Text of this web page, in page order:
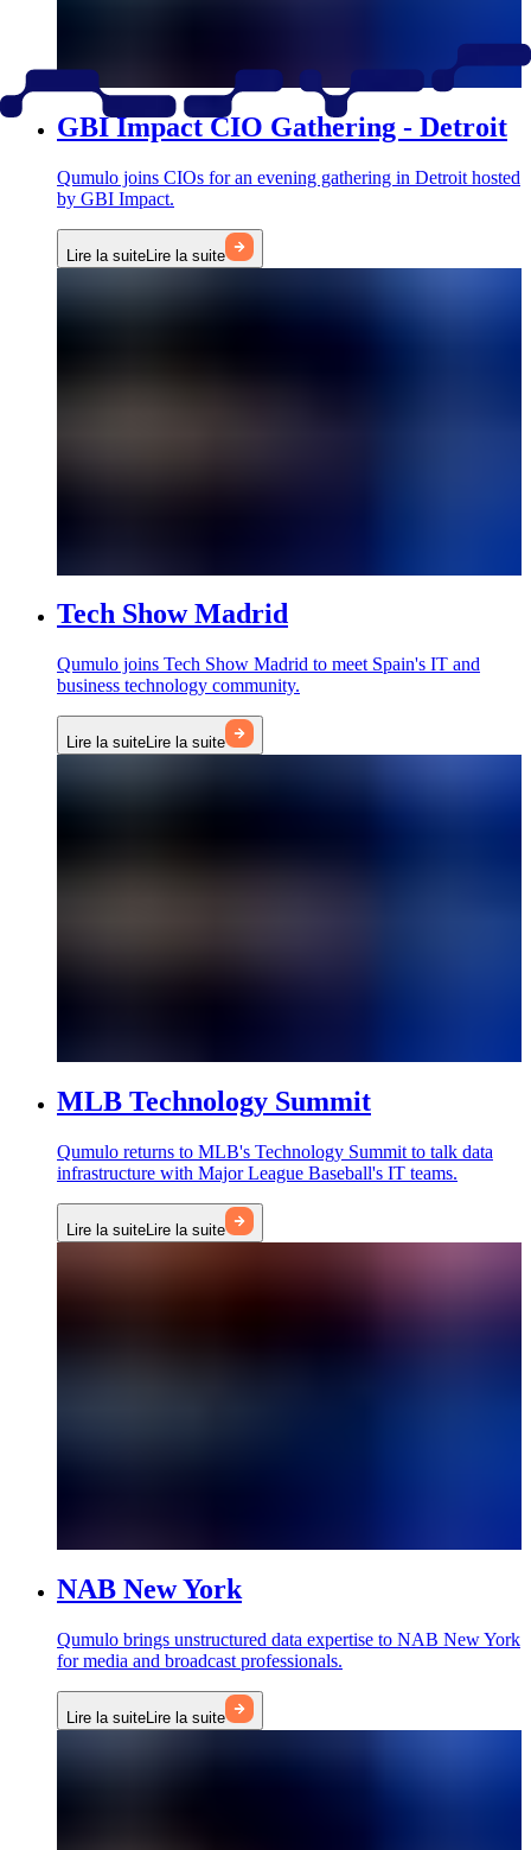
GBI Impact CIO Gathering - Detroit
Qumulo joins CIOs for an evening gathering in Detroit hosted
by GBI Impact.
Lire la suiteLire la suite
Tech Show Madrid
Qumulo joins Tech Show Madrid to meet Spain's IT and
business technology community.
Lire la suiteLire la suite
MLB Technology Summit
Qumulo returns to MLB's Technology Summit to talk data
infrastructure with Major League Baseball's IT teams.
Lire la suiteLire la suite
NAB New York
Qumulo brings unstructured data expertise to NAB New York
for media and broadcast professionals.
Lire la suite Lire la suite